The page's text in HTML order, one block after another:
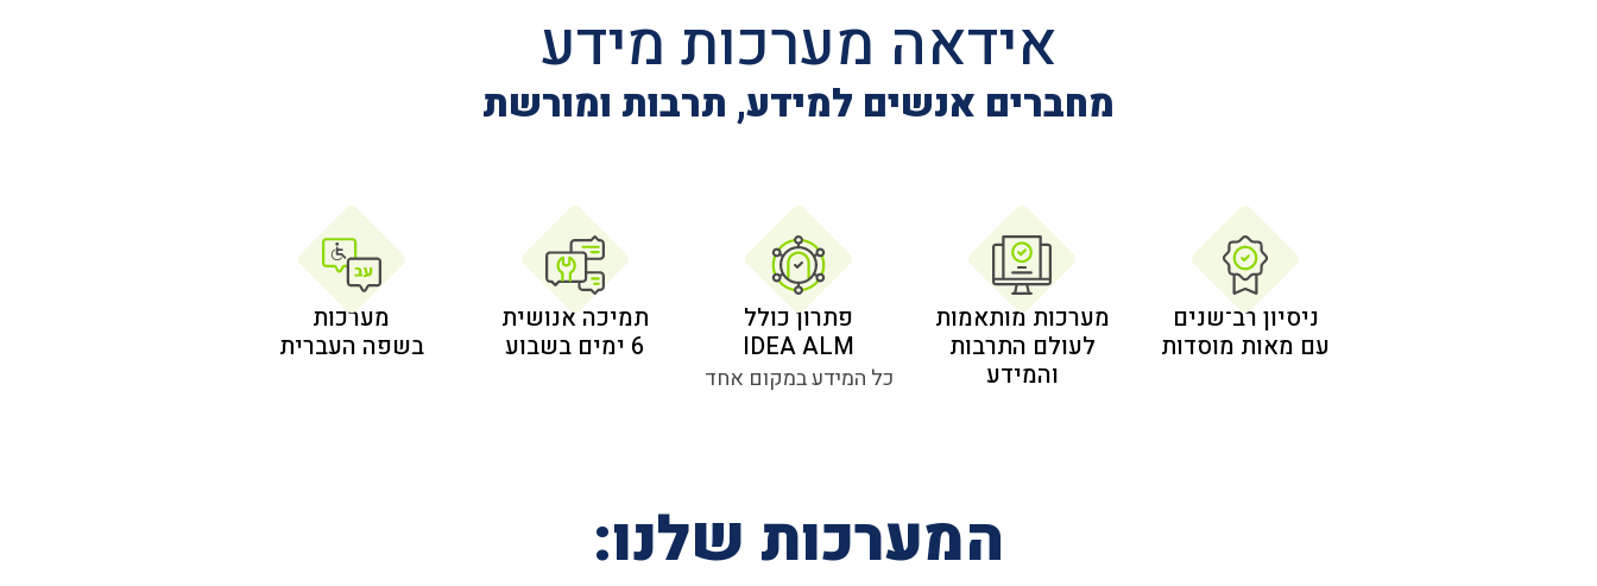
אידאה מערכות מידע
מחברים אנשים למידע, תרבות ומורשת
ניסיון רב־שנים
עם מאות מוסדות
מערכות מותאמות
לעולם התרבות
והמידע
פתרון כולל
IDEA ALM
כל המידע במקום אחד
תמיכה אנושית
6 ימים בשבוע
מערכות
בשפה העברית
המערכות שלנו: